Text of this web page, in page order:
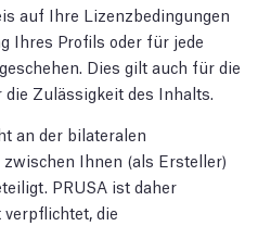
auf Ihre Lizenzbedingungen
Ihres Profils oder für jede
Dies gilt auch für die
Zulässigkeit des Inhalts.
an der bilateralen
Ihnen (als Ersteller)
PRUSA ist daher
die